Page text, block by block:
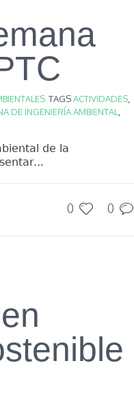
TAGSACTIVIDADES
DE INGENIERÍA AMBIENTAL
de la
0 0